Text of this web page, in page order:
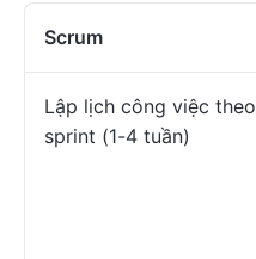
Scrum
Lập lịch công việc theo
sprint (1-4 tuần)